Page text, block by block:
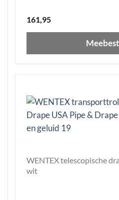
161,95
WENTEX telescopische
wit